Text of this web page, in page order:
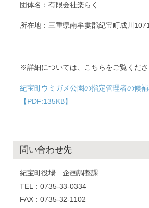
団体名：有限会社楽らく
所在地：三重県南牟婁郡紀宝町成川
※詳細については、こちらをご覧くださ
紀宝町ウミガメ公園の指定管理者の候
【PDF:135KB】
問い合わせ先
紀宝町役場 企画調整課
TEL：0735-33-0334
FAX：0735-32-1102